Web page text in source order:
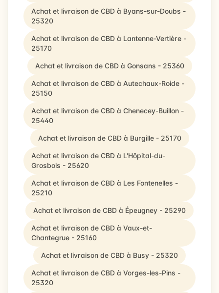
Achat et livraison de CBD à Byans-sur-Doubs -
25320
Achat et livraison de CBD à Lantenne-Vertière -
25170
Achat et livraison de CBD à Gonsans - 25360
Achat et livraison de CBD à Autechaux-Roide -
25150
Achat et livraison de CBD à Chenecey-Buillon -
25440
Achat et livraison de CBD à Burgille - 25170
Achat et livraison de CBD à L'Hôpital-du-
Grosbois - 25620
Achat et livraison de CBD à Les Fontenelles -
25210
Achat et livraison de CBD à Épeugney - 25290
Achat et livraison de CBD à Vaux-et-
Chantegrue - 25160
Achat et livraison de CBD à Busy - 25320
Achat et livraison de CBD à Vorges-les-Pins -
25320